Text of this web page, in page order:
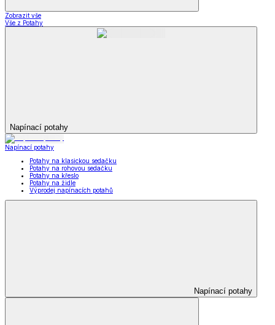
Zobrazit vše
Vše z Potahy
Napínací potahy
Napínací potahy
Potahy na klasickou sedačku
Potahy na rohovou sedačku
Potahy na křeslo
Potahy na židle
Výprodej napínacích potahů
Napínací potahy